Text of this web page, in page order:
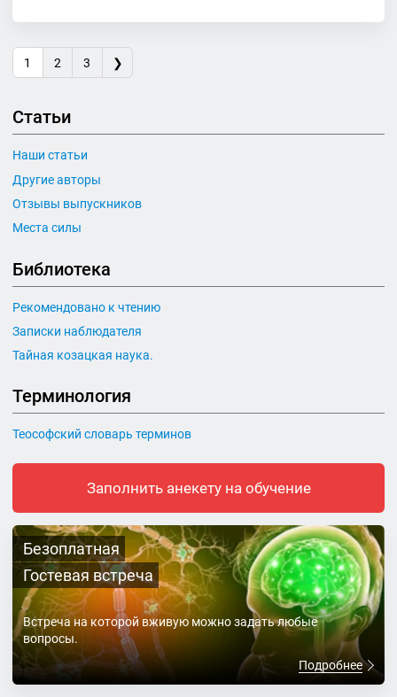
1 2 3 ❯
Статьи
Наши статьи
Другие авторы
Отзывы выпускников
Места силы
Библиотека
Рекомендовано к чтению
Записки наблюдателя
Тайная козацкая наука.
Терминология
Теософский словарь терминов
Заполнить анекету на обучение
Безоплатная
Гостевая встреча
Встреча на которой вживую можно задать любые
вопросы.
Подробнее